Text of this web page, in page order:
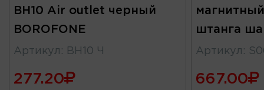
BH10 Air outlet черный
BOROFONE
Артикул : BH10 Ч
277.20
штанга
Артикул :
667.00